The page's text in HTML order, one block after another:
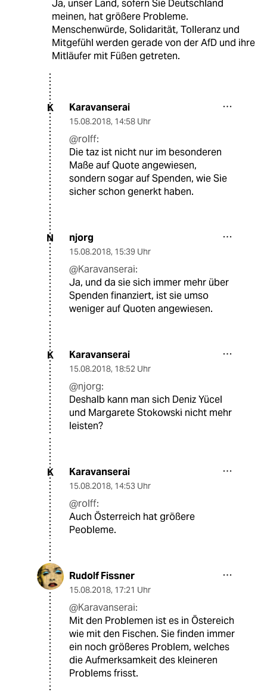
Ja, unser Land, sofern Sie Deutschland
meinen, hat größere Probleme.
Menschenwürde, Solidarität, Tolleranz und
Mitgefühl werden gerade von der AfD und ihre
Mitläufer mit Füßen getreten.
K Karavanserai
15.08.2018, 14:58 Uhr
@rolff:
Die taz ist nicht nur im besonderen
Maße auf Quote angewiesen,
sondern sogar auf Spenden, wie Sie
sicher schon generkt haben.
N njorg
15.08.2018, 15:39 Uhr
@Karavanserai:
Ja, und da sie sich immer mehr über
Spenden finanziert, ist sie umso
weniger auf Quoten angewiesen.
K Karavanserai
15.08.2018, 18:52 Uhr
@njorg:
Deshalb kann man sich Deniz Yücel
und Margarete Stokowski nicht mehr
leisten?
K Karavanserai
15.08.2018, 14:53 Uhr
@rolff:
Auch Österreich hat größere
Peobleme.
Rudolf Fissner
15.08.2018, 17:21 Uhr
@Karavanserai:
Mit den Problemen ist es in Östereich
wie mit den Fischen. Sie finden immer
ein noch größeres Problem, welches
die Aufmerksamkeit des kleineren
Problems frisst.